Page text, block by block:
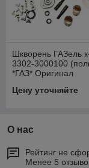
Шкворень ГАЗель
3302-3000100
*ГАЗ* Оригинал
Цену уточняйте
О нас
Рейтинг не
Менее 5